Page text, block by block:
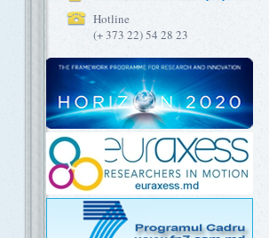
Hotline
(+ 373 22) 54 28 23